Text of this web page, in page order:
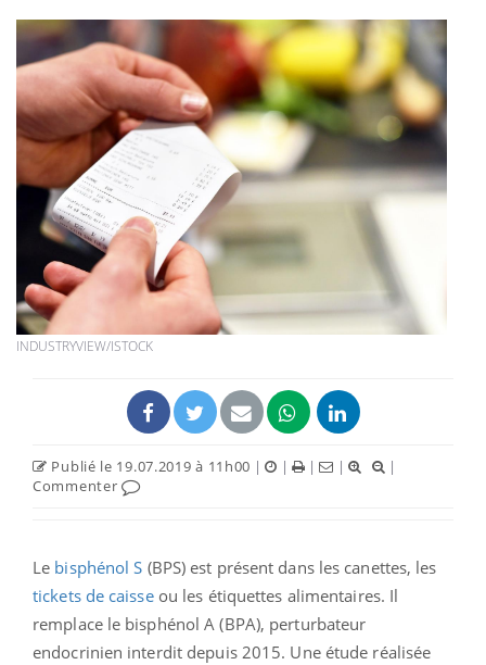
INDUSTRYVIEW/ISTOCK
Publié le 19.07.2019 à 11h00 | | | |
|
Commenter
Le bisphénol S (BPS) est présent dans les canettes, les
tickets de caisseou les étiquettes alimentaires. Il
remplace le bisphénol A (BPA), perturbateur
endocrinien interdit depuis 2015. Une étude réalisée